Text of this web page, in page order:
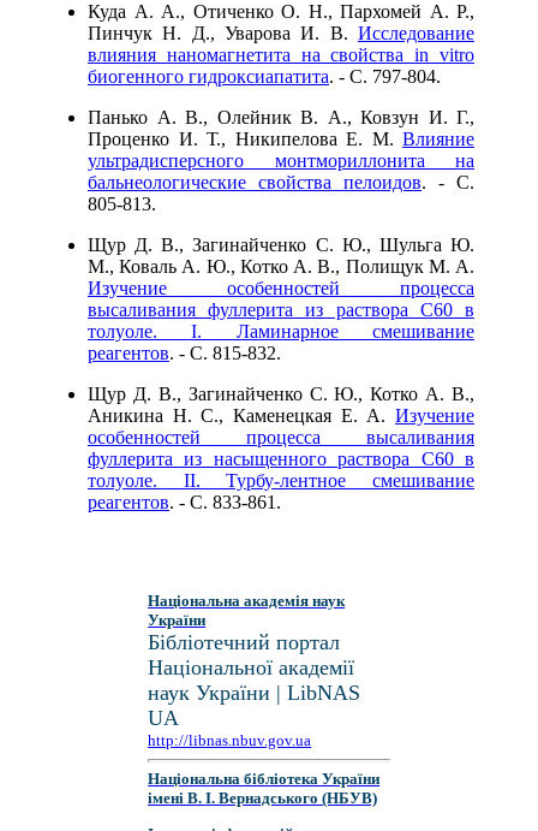
Куда А. А., Отиченко О. Н., Пархомей А. Р.,
Пинчук Н. Д., Уварова И. В. Исследование
влияния наномагнетита на свойства in vitro
биогенного гидроксиапатита. - C. 797-804.
Панько А. В., Олейник В. А., Ковзун И. Г.,
Проценко И. Т., Никипелова Е. М. Влияние
ультрадисперсного монтмориллонита на
бальнеологические свойства пелоидов. - C.
805-813.
Щур Д. В., Загинайченко С. Ю., Шульга Ю.
М., Коваль А. Ю., Котко А. В., Полищук М. А.
Изучение особенностей процесса
высаливания фуллерита из раствора С60 в
толуоле. I. Ламинарное смешивание
реагентов. - C. 815-832.
Щур Д. В., Загинайченко С. Ю., Котко А. В.,
Аникина Н. С., Каменецкая Е. А. Изучение
особенностей процесса высаливания
фуллерита из насыщенного раствора С60 в
толуоле. II. Турбу-лентное смешивание
реагентов. - C. 833-861.
Національна академія наук
України
Бібліотечний портал
Національної академії
наук України | LibNAS
UA
http://libnas.nbuv.gov.ua
Національна бібліотека України
імені В. І. Вернадського (НБУВ)